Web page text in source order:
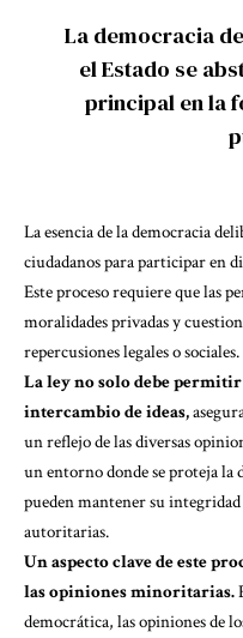
La democracia
el Estado se
principal en la
Laesencia de la democracia
ciudadanos para participar en
Este proceso requiere que las
moralidades privadas y
repercusiones legales o sociales.
La ley no solo debe
intercambio de ideas,
un reflejo de las diversas
un entorno donde se proteja la
pueden mantener su
autoritarias.
Un aspecto clave de este
las opiniones minoritarias.
democrática, las opiniones de